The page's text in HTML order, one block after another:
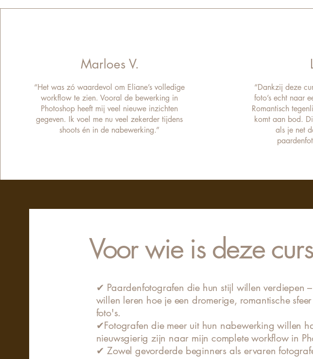
Marloes V.
“Het was zó waardevol om Eliane’s volledige
workflow te zien. Vooral de bewerking in
Photoshop heeft mij veel nieuwe inzichten
gegeven. Ik voel me nu veel zekerder tijdens
shoots én in de nabewerking.”
“Dankzij deze
foto’s echt naar
Romantisch
komt aan bod.
als je net
Voor wie is deze
✔ Paardenfotografen die hun stijl willen verdiepen
willen leren hoe je een dromerige, romantische
foto's.
✔Fotografen die meer uit hun nabewerking willen
nieuwsgierig zijn naar mijn complete workflow in
✔ Zowel gevorderde beginners als ervaren